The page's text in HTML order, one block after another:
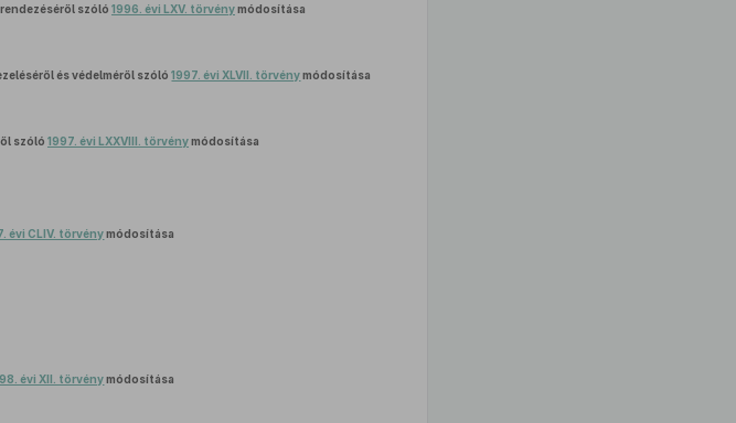
szóló 1996. évi LXV. törvénymódosítása
és védelméről szóló1997. évi XLVII. törvénymódosítása
szóló 1997. évi LXXVIII. törvénymódosítása
évi CLIV. törvénymódosítása
évi XII. törvénymódosítása